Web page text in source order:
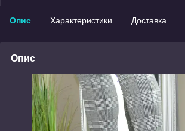
Опис Характеристики Доставка
Опис